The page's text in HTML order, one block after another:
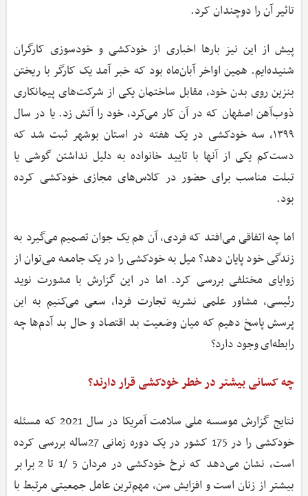
تاثیر آن را دوچندان کرد.
پیش از این نیز بارها اخباری از خودکشی و خودسوزی کارگران
شنیده‌ایم. همین اواخر آبان‌ماه بود که خبر آمد یک کارگر با ریختن
بنزین روی بدن خود، مقابل ساختمان یکی از شرکت‌های پیمانکاری
ذوب‌آهن اصفهان که در آن کار می‌کرد، خود را آتش زد. یا در سال
۱۳۹۹، سه خودکشی در یک هفته در استان بوشهر ثبت شد که
دست‌کم یکی از آنها با تایید خانواده به دلیل نداشتن گوشی یا
تبلت مناسب برای حضور در کلاس‌های مجازی خودکشی کرده
بود.
اما چه اتفاقی می‌افتد که فردی، آن هم یک جوان تصمیم می‌گیرد به
زندگی خود پایان دهد؟ میل به خودکشی را در یک جامعه می‌توان از
زوایای مختلفی بررسی کرد. اما در این گزارش با مشورت نوید
رئیسی،‌ مشاور علمی نشریه تجارت فردا، سعی می‌کنیم به این
پرسش پاسخ دهیم که میان وضعیت بد اقتصاد و حال بد آدم‌ها چه
رابطه‌ای وجود دارد؟
چه کسانی بیشتر در خطر خودکشی قرار دارند؟
نتایج گزارش موسسه ملی سلامت آمریکا در سال 2021 که مسئله
خودکشی را در 175 کشور در یک دوره زمانی 27ساله بررسی کرده
است، نشان می‌دهد که نرخ خودکشی در مردان 5 /1 تا 2 برابر
بیشتر از زنان است و افزایش سن، مهم‌ترین عامل جمعیتی مرتبط با